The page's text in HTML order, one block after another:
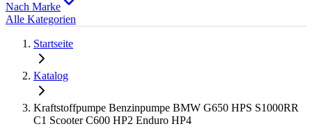
Nach Marke
Alle Kategorien
Startseite
Katalog
Kraftstoffpumpe Benzinpumpe BMW G650 HPS S1000RR
C1 Scooter C600 HP2 Enduro HP4